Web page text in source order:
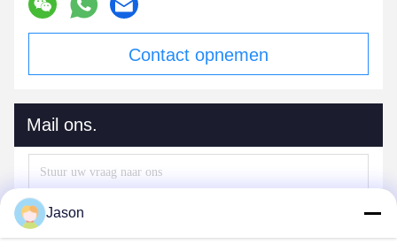
Contact opnemen
Mail ons.
Jason